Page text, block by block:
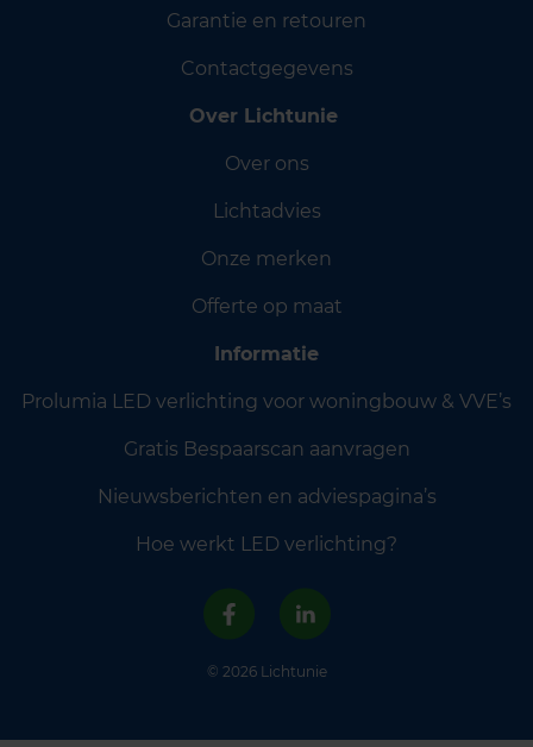
Garantie en retouren
Contactgegevens
Over Lichtunie
Over ons
Lichtadvies
Onze merken
Offerte op maat
Informatie
Prolumia LED verlichting voor woningbouw & VVE’s
Gratis Bespaarscan aanvragen
Nieuwsberichten en adviespagina’s
Hoe werkt LED verlichting?
© 2026 Lichtunie